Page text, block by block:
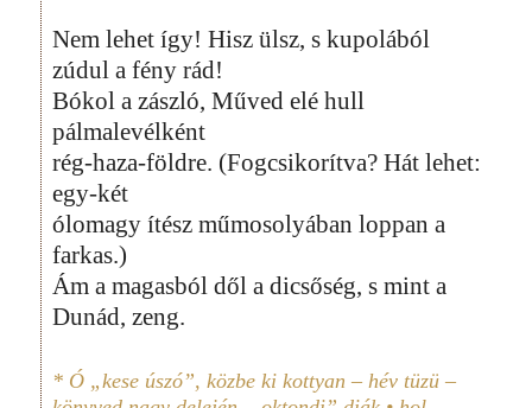
Nem lehet így! Hisz ülsz, s kupolából
zúdul a fény rád!
Bókol a zászló, Műved elé hull
pálmalevélként
rég-haza-földre. (Fogcsikorítva? Hát lehet:
egy-két
ólomagy ítész műmosolyában loppan a
farkas.)
Ám a magasból dől a dicsőség, s mint a
Dunád, zeng.
* Ó „kese úszó”, közbe ki kottyan – hév tüzü –